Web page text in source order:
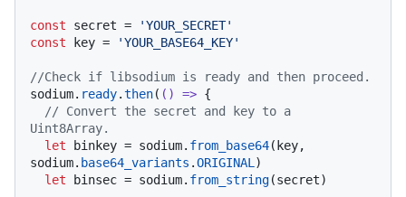
const secret =
'YOUR_SECRET'
const key = 'YOUR_BASE64_KEY'
//Check if libsodium is ready and then proceed.
sodium. ready.then( () => {
// Convert the secret and key to a
Uint8Array.
let binkey = sodium. from_base64(key,
sodium. base64_variants .ORIGINAL)
let binsec = sodium. from_string(secret)